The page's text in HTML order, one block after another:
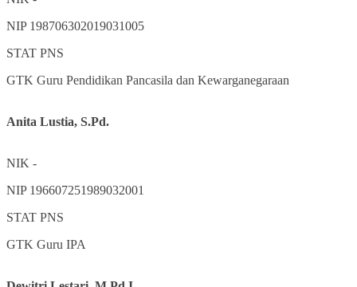
NIP 198706302019031005
STAT PNS
GTK Guru Pendidikan Pancasila dan Kewarganegaraan
Anita Lustia, S.Pd.
NIK -
NIP 196607251989032001
STAT PNS
GTK Guru IPA